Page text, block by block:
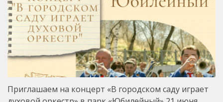
Приглашаем на концерт «В городском саду играет